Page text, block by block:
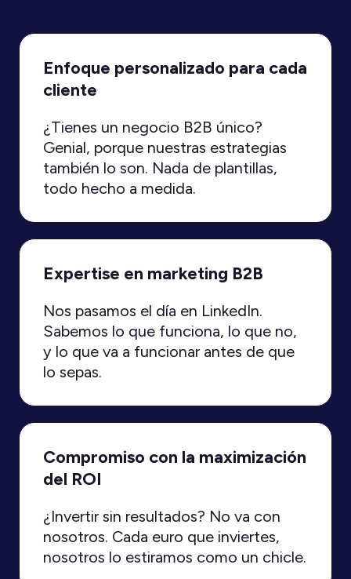
Enfoque personalizado para cada
cliente
¿Tienes un negocio B2B único?
Genial, porque nuestras estrategias
también lo son. Nada de plantillas,
todo hecho a medida.
Expertise en marketing B2B
Nos pasamos el día en LinkedIn.
Sabemos lo que funciona, lo que no,
y lo que va a funcionar antes de que
lo sepas.
Compromiso con la maximización
del ROI
¿Invertir sin resultados? No va con
nosotros. Cada euro que inviertes,
nosotros lo estiramos como un chicle.